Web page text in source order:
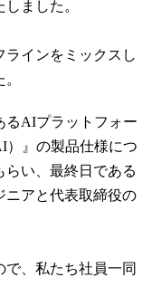
ました。
ラインをミックスし
るAIプラットフォー
）』の製品仕様につ
らい、最終日である
ニアと代表取締役の
、私たち社員一同